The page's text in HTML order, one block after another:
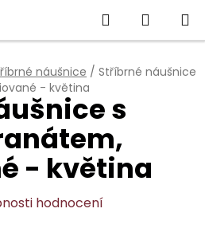
Hledat
KOŠÍK
náušnice / Stříbrné náušnice
- květina
s
- květina
hodnocení